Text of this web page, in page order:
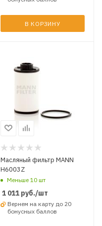
В КОРЗИНУ
Масляный фильтр MANN
H6003Z
Меньше 10 шт
1 011руб./шт
Вернем на карту до 20
бонусных баллов